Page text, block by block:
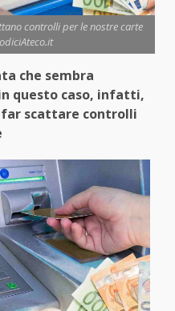
controlli per le nostre carte
che sembra
questo caso, infatti,
scattare controlli